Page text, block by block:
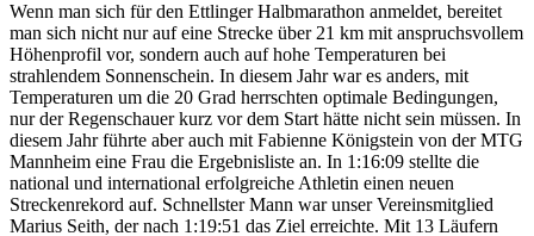
Wenn man sich für den Ettlinger Halbmarathon anmeldet, bereitet
man sich nicht nur auf eine Strecke über 21 km mit anspruchsvollem
Höhenprofil vor, sondern auch auf hohe Temperaturen bei
strahlendem Sonnenschein. In diesem Jahr war es anders, mit
Temperaturen um die 20 Grad herrschten optimale Bedingungen,
nur der Regenschauer kurz vor dem Start hätte nicht sein müssen. In
diesem Jahr führte aber auch mit Fabienne Königstein von der MTG
Mannheim eine Frau die Ergebnisliste an. In 1:16:09 stellte die
national und international erfolgreiche Athletin einen neuen
Streckenrekord auf. Schnellster Mann war unser Vereinsmitglied
Marius Seith, der nach 1:19:51 das Ziel erreichte. Mit 13 Läufern